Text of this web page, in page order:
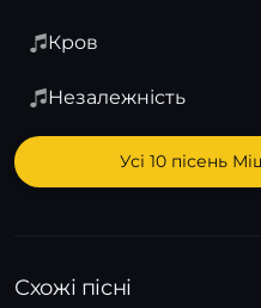
Кров
Незалежність
Усі 10 пісень
Схожі пісні